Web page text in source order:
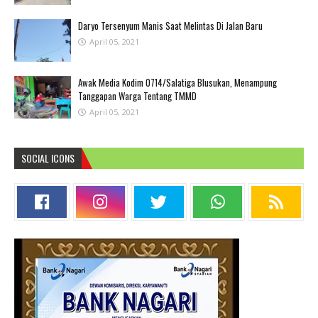
Daryo Tersenyum Manis Saat Melintas Di Jalan Baru
April 05, 2021
Awak Media Kodim 0714/Salatiga Blusukan, Menampung
Tanggapan Warga Tentang TMMD
April 05, 2021
SOCIAL ICONS